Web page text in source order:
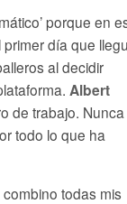
porque en
día que
al decidir
Albert
de trabajo.
todo lo que ha
todas mis